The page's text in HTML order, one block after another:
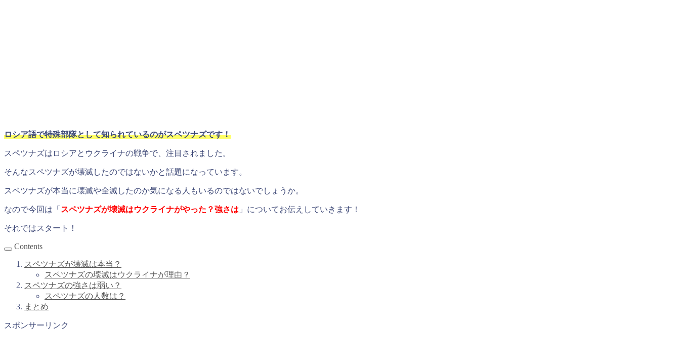
ロシア語で特殊部隊として知られているのがスペツナズです！
スペツナズはロシアとウクライナの戦争で、注目されました。
そんなスペツナズが壊滅したのではないかと話題になっています。
スペツナズが本当に壊滅や全滅したのか気になる人もいるのではないでしょうか。
なので今回は「 スペツナズが壊滅はウクライナがやった？強さは 」についてお伝えしていきます！
それではスタート！
Contents
スペツナズが壊滅は本当？
スペツナズの壊滅はウクライナが理由？
スペツナズの強さは弱い？
スペツナズの人数は？
まとめ
スポンサーリンク